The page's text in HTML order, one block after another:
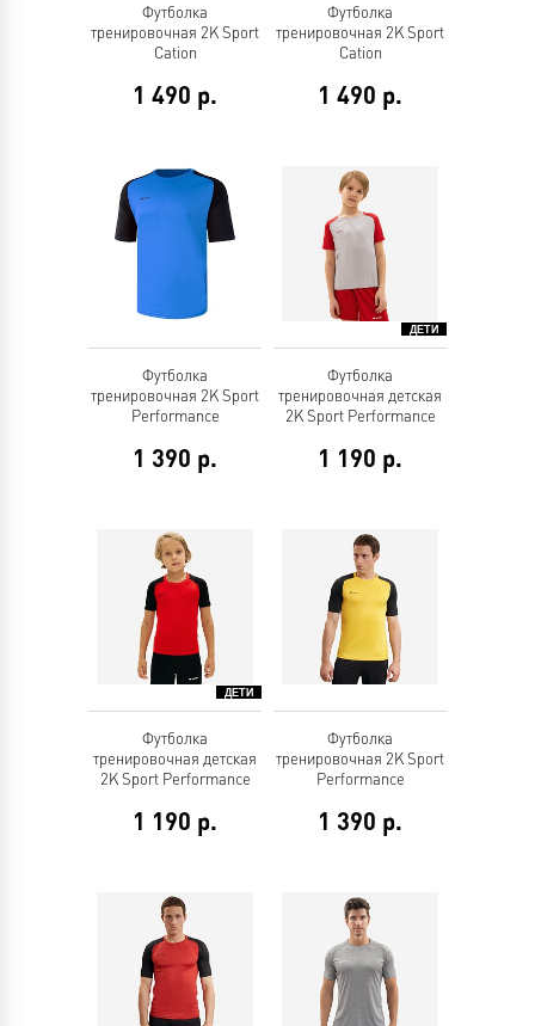
Футболка
тренировочная 2K Sport
Cation
1 490 р.
Футболка
тренировочная 2K Sport
Cation
1 490 р.
Футболка
тренировочная 2K Sport
Performance
1 390 р.
Футболка
тренировочная детская
2K Sport Performance
1 190 р.
Футболка
тренировочная детская
2K Sport Performance
1 190 р.
Футболка
тренировочная 2K Sport
Performance
1 390 р.